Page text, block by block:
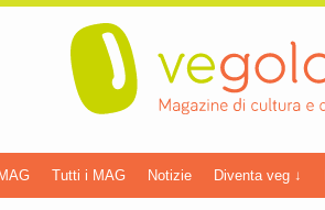
Tutti i MAG Notizie Diventa veg ↓